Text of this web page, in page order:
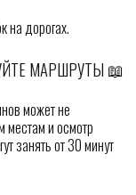
на дорогах.
МАРШРУТЫ 📖
может не
местам и осмотр
занять от 30 минут